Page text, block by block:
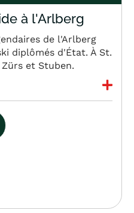
à l'Arlberg
de l'Arlberg
diplômés d'État. À St.
et Stuben.